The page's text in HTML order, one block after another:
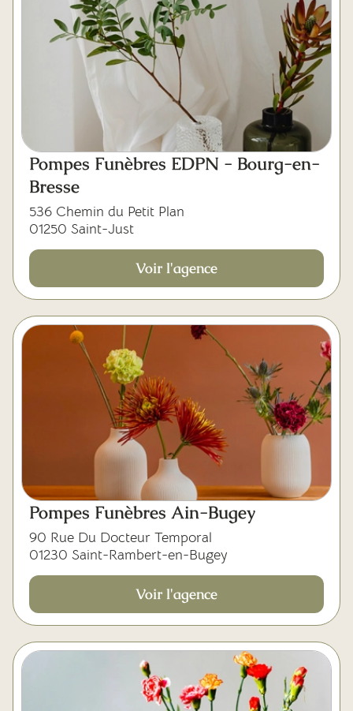
Pompes Funèbres EDPN - Bourg-en-
Bresse
536 Chemin du Petit Plan
01250 Saint-Just
Voir l'agence
Pompes Funèbres Ain-Bugey
90 Rue Du Docteur Temporal
01230 Saint-Rambert-en-Bugey
Voir l'agence